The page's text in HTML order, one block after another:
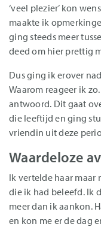
‘veel plezier’ kon
maakte ik
ging steeds meer
deed om hier prettig
Dus ging ik erover
Waarom reageer ik
antwoord. Dit gaat
die leeftijd en ging
vriendin uit deze
Waardeloze
Ik vertelde haar maar
die ik had beleefd. Ik
meer dan ik aankon.
en kon me er de dag